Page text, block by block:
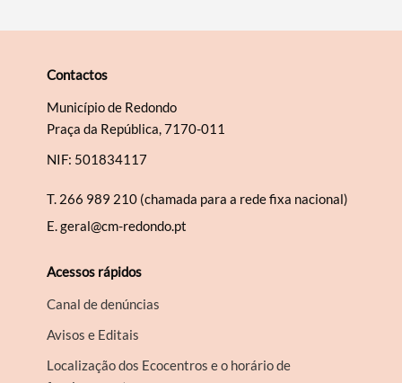
Contactos
Município de Redondo
Praça da República, 7170-011
NIF: 501834117
T. 266 989 210 (chamada para a rede fixa nacional)
E.geral@cm-redondo.pt
Acessos rápidos
Canal de denúncias
Avisos e Editais
Localização dos Ecocentros e o horário de